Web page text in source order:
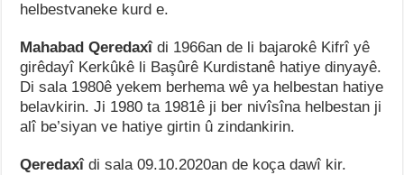
helbestvaneke kurd e.
Mahabad Qeredaxîdi 1966an de li bajarokê Kifrî yê
girêdayî Kerkûkê li Başûrê Kurdistanê hatiye dinyayê.
Di sala 1980ê yekem berhema wê ya helbestan hatiye
belavkirin. Ji 1980 ta 1981ê ji ber nivîsîna helbestan ji
alî be’siyan ve hatiye girtin û zindankirin.
Qeredaxîdi sala 09.10.2020an de koça dawî kir.